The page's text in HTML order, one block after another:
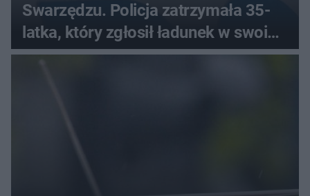
Swarzędzu. Policja zatrzymała 35-
latka, który zgłosił ładunek w swoim
aucie